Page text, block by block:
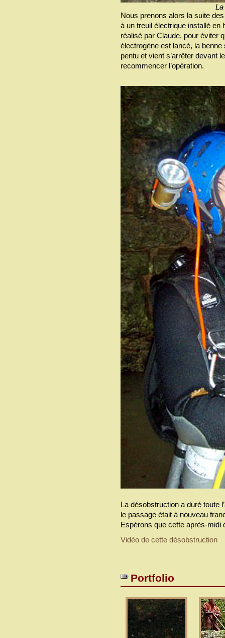
La
Nous prenons alors la suite
à un treuil électrique installé en
réalisé par Claude, pour éviter
électrogène est lancé, la
pentu et vient s’arrêter devant
recommencer l’opération.
La désobstruction a duré toute
le passage était à nouveau
Espérons que cette après-midi
Vidéo de cette désobstruction
Portfolio